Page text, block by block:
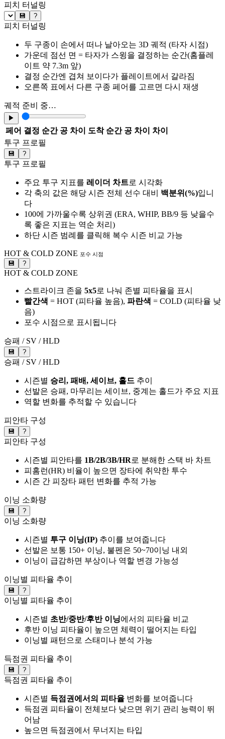
피치 터널링
💾 ?
피치 터널링
두 구종이 손에서 떠나 날아오는 3D 궤적 (타자 시점)
가운데 점선 면 = 타자가 스윙을 결정하는 순간(홈플레
이트 약 7.3m 앞)
결정 순간엔 겹쳐 보이다가 플레이트에서 갈라짐
오른쪽 표에서 다른 구종 페어를 고르면 다시 재생
궤적 준비 중…
▶
페어 결정 순간 공 차이 도착 순간 공 차이
차이
투구 프로필
💾 ?
투구 프로필
주요 투구 지표를 레이더 차트로 시각화
각 축의 값은 해당 시즌 전체 선수 대비 백분위(%)입니
다
100에 가까울수록 상위권 (ERA, WHIP, BB/9 등 낮을수
록 좋은 지표는 역순 처리)
하단 시즌 범례를 클릭해 복수 시즌 비교 가능
HOT & COLD ZONE 포수 시점
💾 ?
HOT & COLD ZONE
스트라이크 존을 5x5로 나눠 존별 피타율을 표시
빨간색 = HOT (피타율 높음), 파란색 = COLD (피타율 낮
음)
포수 시점으로 표시됩니다
승패 / SV / HLD
💾 ?
승패 / SV / HLD
시즌별 승리, 패배, 세이브, 홀드 추이
선발은 승패, 마무리는 세이브, 중계는 홀드가 주요 지표
역할 변화를 추적할 수 있습니다
피안타 구성
💾 ?
피안타 구성
시즌별 피안타를 1B/2B/3B/HR로 분해한 스택 바 차트
피홈런(HR) 비율이 높으면 장타에 취약한 투수
시즌 간 피장타 패턴 변화를 추적 가능
이닝 소화량
💾 ?
이닝 소화량
시즌별 투구 이닝(IP) 추이를 보여줍니다
선발은 보통 150+ 이닝, 불펜은 50~70이닝 내외
이닝이 급감하면 부상이나 역할 변경 가능성
이닝별 피타율 추이
💾 ?
이닝별 피타율 추이
시즌별 초반/중반/후반 이닝에서의 피타율 비교
후반 이닝 피타율이 높으면 체력이 떨어지는 타입
이닝별 패턴으로 스태미나 분석 가능
득점권 피타율 추이
💾 ?
득점권 피타율 추이
시즌별 득점권에서의 피타율 변화를 보여줍니다
득점권 피타율이 전체보다 낮으면 위기 관리 능력이 뛰
어남
높으면 득점권에서 무너지는 타입